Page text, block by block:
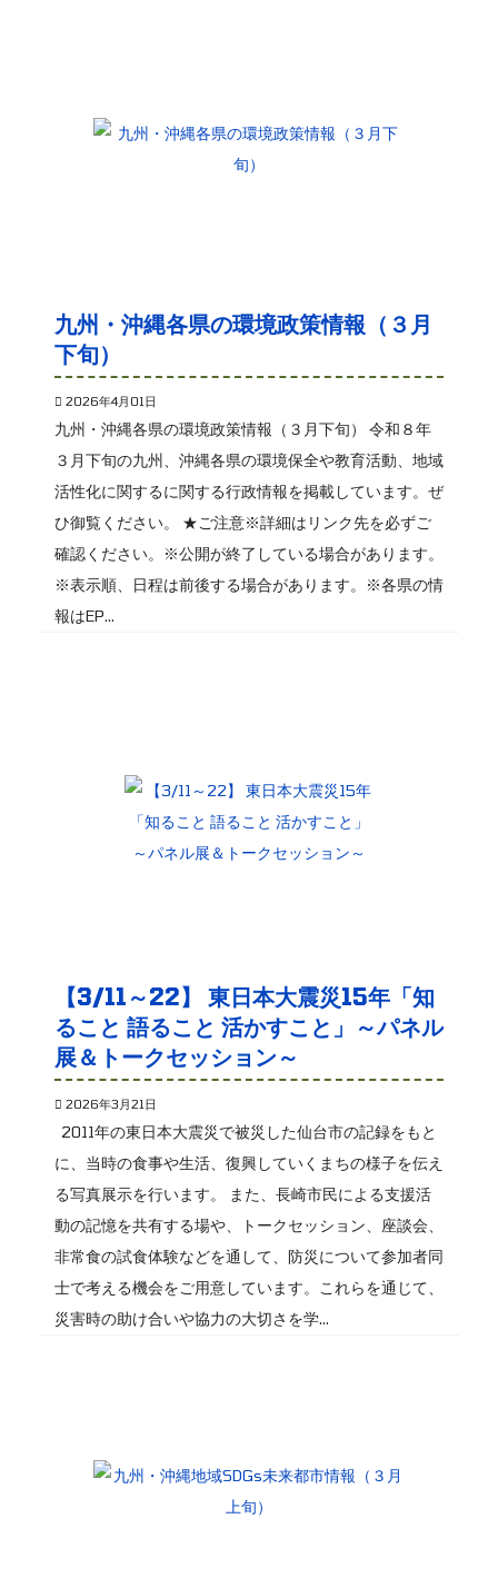
九州・沖縄各県の環境政策情報（３月
下旬）
2026年4月01日
九州・沖縄各県の環境政策情報（３月下旬） 令和８年
３月下旬の九州、沖縄各県の環境保全や教育活動、地域
活性化に関するに関する行政情報を掲載しています。ぜ
ひ御覧ください。 ★ご注意※詳細はリンク先を必ずご
確認ください。※公開が終了している場合があります。
※表示順、日程は前後する場合があります。※各県の情
報はEP...
【3/11～22】 東日本大震災15年「知
ること 語ること 活かすこと」～パネル
展＆トークセッション～
2026年3月21日
2011年の東日本大震災で被災した仙台市の記録をもと
に、当時の食事や生活、復興していくまちの様子を伝え
る写真展示を行います。 また、長崎市民による支援活
動の記憶を共有する場や、トークセッション、座談会、
非常食の試食体験などを通して、防災について参加者同
士で考える機会をご用意しています。これらを通じて、
災害時の助け合いや協力の大切さを学...